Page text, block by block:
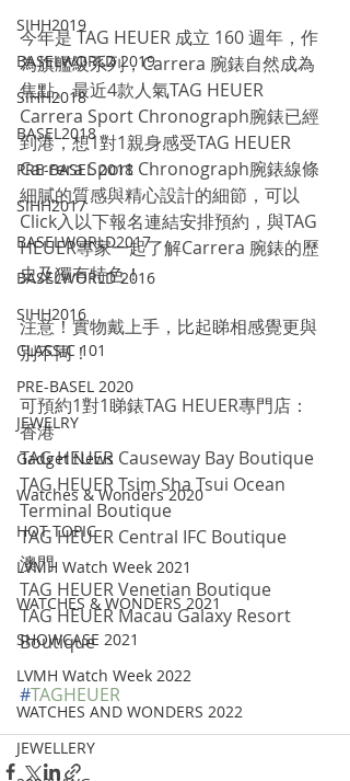
SIHH2019
BASELWORLD 2019
SIHH2018
BASEL2018
PRE-BASEL 2018
SIHH2017
BASELWORLD2017
BASELWORLD 2016
SIHH2016
CLASSIC 101
PRE-BASEL 2020
JEWELRY
Gadget News
Watches & Wonders 2020
HOT TOPIC
LVMH Watch Week 2021
WATCHES & WONDERS 2021
SHOWCASE 2021
LVMH Watch Week 2022
WATCHES AND WONDERS 2022
JEWELLERY
今年是 TAG HEUER 成立 160 週年，作
為旗艦級系列，Carrera 腕錶自然成為
焦點。最近4款人氣TAG HEUER
Carrera Sport Chronograph腕錶已經
到港，想1對1親身感受TAG HEUER
Carrera Sport Chronograph腕錶線條
細膩的質感與精心設計的細節，可以
Click入以下報名連結安排預約，與TAG
HEUER專家一起了解Carrera 腕錶的歷
史及獨有特色！
注意！實物戴上手，比起睇相感覺更與
別不同！
可預約1對1睇錶TAG HEUER專門店：
香港
TAG HEUER Causeway Bay Boutique
TAG HEUER Tsim Sha Tsui Ocean
Terminal Boutique
TAG HEUER Central IFC Boutique
澳門
TAG HEUER Venetian Boutique
TAG HEUER Macau Galaxy Resort
Boutique
#TAGHEUER